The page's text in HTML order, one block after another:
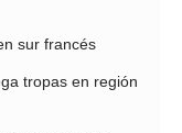
sur francés
tropas en región